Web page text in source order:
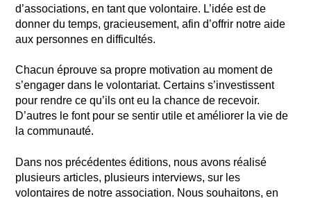
d’associations, en tant que volontaire. L’idée est de
donner du temps, gracieusement, afin d’offrir notre aide
aux personnes en difficultés.
Chacun éprouve sa propre motivation au moment de
s’engager dans le volontariat. Certains s’investissent
pour rendre ce qu’ils ont eu la chance de recevoir.
D’autres le font pour se sentir utile et améliorer la vie de
la communauté.
Dans nos précédentes éditions, nous avons réalisé
plusieurs articles, plusieurs interviews, sur les
volontaires de notre association. Nous souhaitons, en